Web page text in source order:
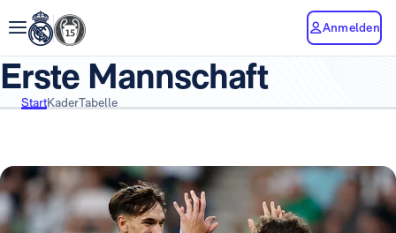
Anmelden
Erste Mannschaft
StartKaderTabelle